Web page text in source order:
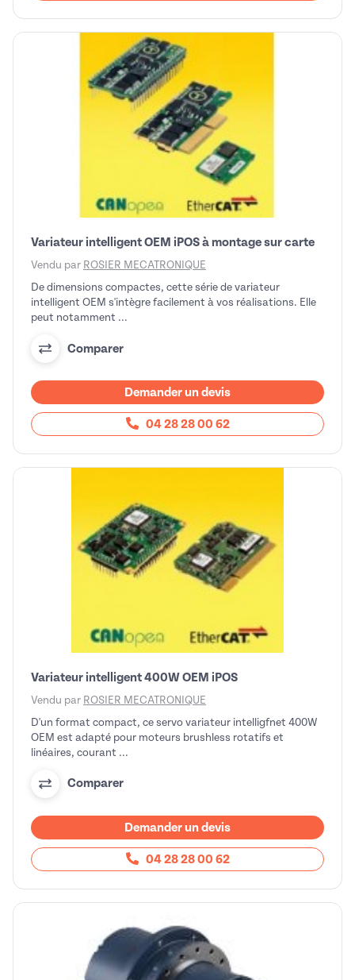
Variateur intelligent OEM iPOS à montage sur carte
Vendu par ROSIER MECATRONIQUE
De dimensions compactes, cette série de variateur
intelligent OEM s'intègre facilement à vos réalisations. Elle
peut notamment ...
Comparer
Demander un devis
04 28 28 00 62
Variateur intelligent 400W OEM iPOS
Vendu par ROSIER MECATRONIQUE
D'un format compact, ce servo variateur intelligfnet 400W
OEM est adapté pour moteurs brushless rotatifs et
linéaires, courant ...
Comparer
Demander un devis
04 28 28 00 62